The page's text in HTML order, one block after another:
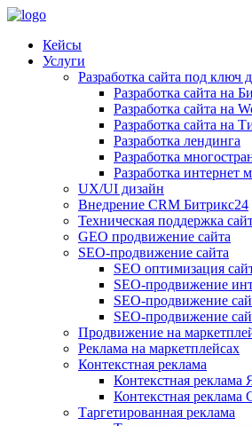
Кейсы
Услуги
Разработка сайта под ключ
Разработка сайта на
Разработка сайта на
Разработка сайта на
Разработка лендинга
Разработка
Разработка интернет
UX/UI дизайн
Внедрение CRM Битрикс24
Техническая поддержка
GEO продвижение сайта
SEO-продвижение сайта
SEO оптимизация
SEO-продвижение
SEO-продвижение
SEO-продвижение
Продвижение на
Реклама на маркетплейсах
Контекстная реклама
Контекстная реклама
Контекстная реклама
Таргетированная реклама